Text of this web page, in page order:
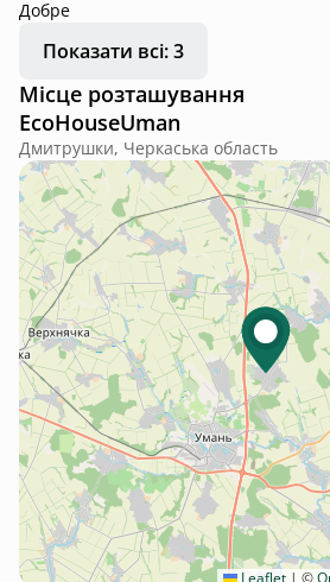
Добре
Показати всі: 3
Місце розташування
EcoHouseUman
Дмитрушки, Черкаська область
Leaflet | ©